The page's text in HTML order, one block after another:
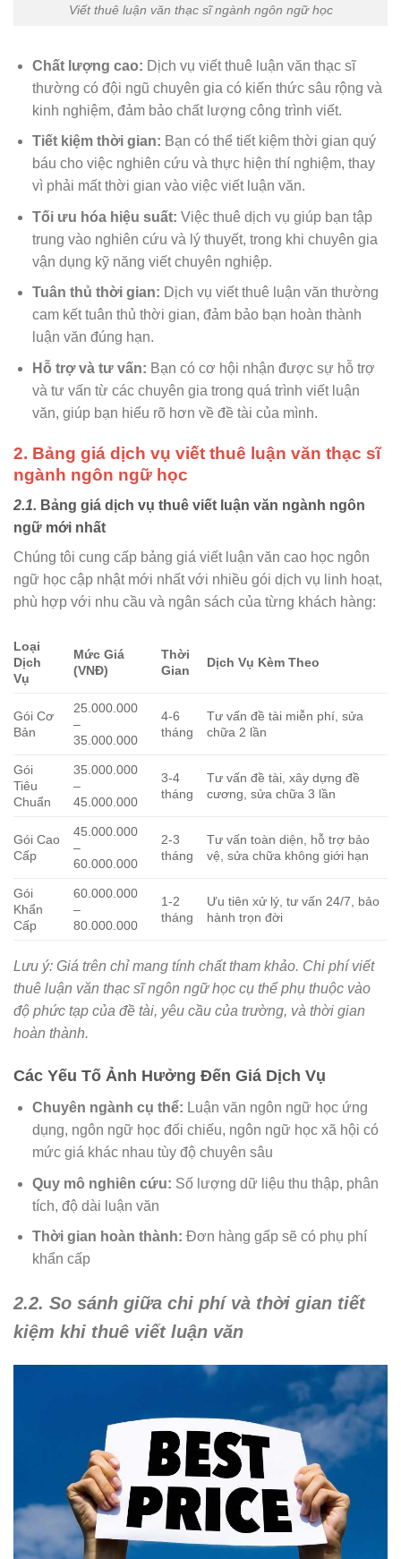
Viết thuê luận văn thạc sĩ ngành ngôn ngữ học
Chất lượng cao: Dịch vụ viết thuê luận văn thạc sĩ
thường có đội ngũ chuyên gia có kiến thức sâu rộng và
kinh nghiệm, đảm bảo chất lượng công trình viết.
Tiết kiệm thời gian: Bạn có thể tiết kiệm thời gian quý
báu cho việc nghiên cứu và thực hiện thí nghiệm, thay
vì phải mất thời gian vào việc viết luận văn.
Tối ưu hóa hiệu suất: Việc thuê dịch vụ giúp bạn tập
trung vào nghiên cứu và lý thuyết, trong khi chuyên gia
vận dụng kỹ năng viết chuyên nghiệp.
Tuân thủ thời gian: Dịch vụ viết thuê luận văn thường
cam kết tuân thủ thời gian, đảm bảo bạn hoàn thành
luận văn đúng hạn.
Hỗ trợ và tư vấn: Bạn có cơ hội nhận được sự hỗ trợ
và tư vấn từ các chuyên gia trong quá trình viết luận
văn, giúp bạn hiểu rõ hơn về đề tài của mình.
2. Bảng giá dịch vụ viết thuê luận văn thạc sĩ
ngành ngôn ngữ học
2.1. Bảng giá dịch vụ thuê viết luận văn ngành ngôn
ngữ mới nhất
Chúng tôi cung cấp bảng giá viết luận văn cao học ngôn
ngữ học cập nhật mới nhất với nhiều gói dịch vụ linh hoạt,
phù hợp với nhu cầu và ngân sách của từng khách hàng:
Loại
Dịch
Vụ
Mức Giá
(VNĐ)
Thời
Gian
Dịch Vụ Kèm Theo
Gói Cơ
Bản
25.000.000
–
35.000.000
4-6
tháng
Tư vấn đề tài miễn phí, sửa
chữa 2 lần
Gói
Tiêu
Chuẩn
35.000.000
–
45.000.000
3-4
tháng
Tư vấn đề tài, xây dựng đề
cương, sửa chữa 3 lần
Gói Cao
Cấp
45.000.000
–
60.000.000
2-3
tháng
Tư vấn toàn diện, hỗ trợ bảo
vệ, sửa chữa không giới hạn
Gói
Khẩn
Cấp
60.000.000
–
80.000.000
1-2
tháng
Ưu tiên xử lý, tư vấn 24/7, bảo
hành trọn đời
Lưu ý: Giá trên chỉ mang tính chất tham khảo. Chi phí viết
thuê luận văn thạc sĩ ngôn ngữ học cụ thể phụ thuộc vào
độ phức tạp của đề tài, yêu cầu của trường, và thời gian
hoàn thành.
Các Yếu Tố Ảnh Hưởng Đến Giá Dịch Vụ
Chuyên ngành cụ thể: Luận văn ngôn ngữ học ứng
dụng, ngôn ngữ học đối chiếu, ngôn ngữ học xã hội có
mức giá khác nhau tùy độ chuyên sâu
Quy mô nghiên cứu: Số lượng dữ liệu thu thập, phân
tích, độ dài luận văn
Thời gian hoàn thành: Đơn hàng gấp sẽ có phụ phí
khẩn cấp
2.2. So sánh giữa chi phí và thời gian tiết
kiệm khi thuê viết luận văn